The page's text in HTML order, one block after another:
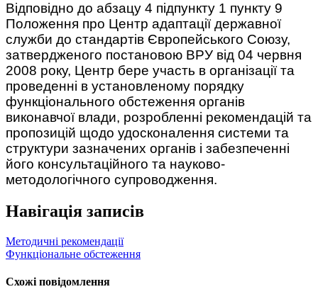
Відповідно до абзацу 4 підпункту 1 пункту 9
Положення про Центр адаптації державної
служби до стандартів Європейського Союзу,
затвердженого постановою ВРУ від 04 червня
2008 року, Центр бере участь в організації та
проведенні в установленому порядку
функціонального обстеження органів
виконавчої влади, розробленні рекомендацій та
пропозицій щодо удосконалення системи та
структури зазначених органів і забезпеченні
його консультаційного та науково-
методологічного супроводження.
Навігація записів
Методичні рекомендації
Функціональне обстеження
Схожі повідомлення